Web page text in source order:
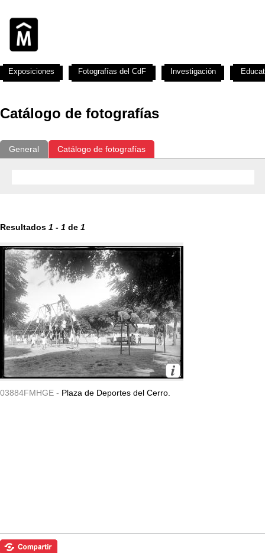
Catálogo de fotografías
General Catálogo de fotografías
Resultados 1 - 1 de 1
03884FMHGE - Plaza de Deportes del Cerro.
Exposiciones Fotografías del CdF Investigación